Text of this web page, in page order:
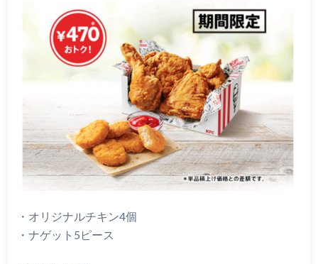
・オリジナルチキン4個
・ナゲット5ピース